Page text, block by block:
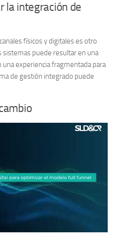
la integración de
físicos y digitales es otro
sistemas puede resultar en una
experiencia fragmentada para
de gestión integrado puede